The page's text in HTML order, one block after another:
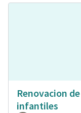
Renovacion
infantiles